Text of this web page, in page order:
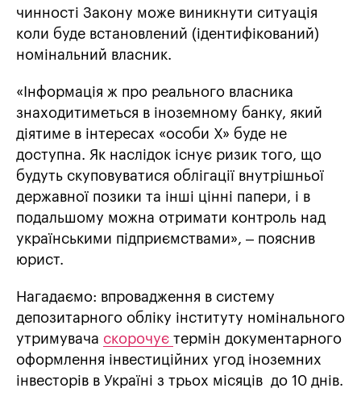
чинності Закону може виникнути ситуація
коли буде встановлений (ідентифікований)
номінальний власник.
«Інформація ж про реального власника
знаходитиметься в іноземному банку, який
діятиме в інтересах «особи X» буде не
доступна. Як наслідок існує ризик того, що
будуть скуповуватися облігації внутрішньої
державної позики та інші цінні папери, і в
подальшому можна отримати контроль над
українськими підприємствами», – пояснив
юрист.
Нагадаємо: впровадження в систему
депозитарного обліку інституту номінального
утримувача скорочує термін документарного
оформлення інвестиційних угод іноземних
інвесторів в Україні з трьох місяців до 10 днів.